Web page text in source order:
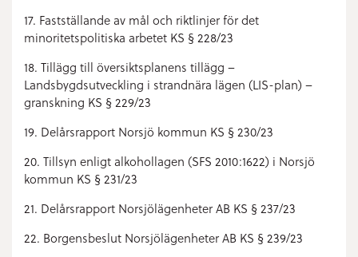
17. Fastställande av mål och riktlinjer för det
minoritetspolitiska arbetet KS § 228/23
18. Tillägg till översiktsplanens tillägg –
Landsbygdsutveckling i strandnära lägen (LIS-plan) –
granskning KS § 229/23
19. Delårsrapport Norsjö kommun KS § 230/23
20. Tillsyn enligt alkohollagen (SFS 2010:1622) i Norsjö
kommun KS § 231/23
21. Delårsrapport Norsjölägenheter AB KS § 237/23
22. Borgensbeslut Norsjölägenheter AB KS § 239/23